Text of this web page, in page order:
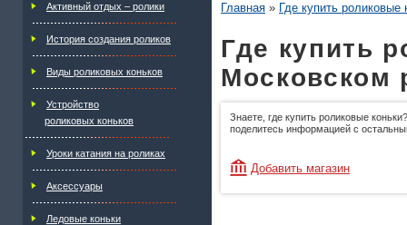
Активный отдых – ролики
История создания роликов
Виды роликовых коньков
Устройство
роликовых коньков
Уроки катания на роликах
Аксессуары
Ледовые коньки
Главная » Где купить роликовые
Где купить
Московском
Знаете, где купить роликовые
поделитесь информацией с
Добавить магазин